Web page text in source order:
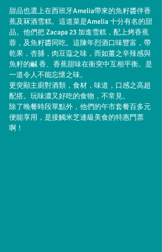
甜品也選上在西班牙Amelia帶來的魚籽醬伴香
蕉及冧酒雪糕。這道菜是Amelia 十分有名的甜
品。他們把 Zacapa 23 加進雪糕，配上烤香蕉
蓉，及魚籽醬同吃。這陳年烈酒口味豐富，帶
乾果，杏脯，肉豆蔻之味，而如薑之辛辣感與
魚籽的鹹 香、香蕉甜味在衝突中互相平衡。是
一道令人不能忘懷之味。
更突顯主廚對酒類，食材，味道，口感之高超
配搭。玩味濃又好吃的食物，不常見。
除了晚餐時段單點外，他們的午市套餐百多元
便能享用，是接觸米芝連級美食的特惠門票
啊！